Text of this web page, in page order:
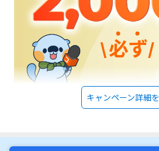
キャンペーン詳細